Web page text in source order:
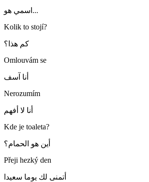
اسمي هو...
Kolik to stojí?
كم هذا؟
Omlouvám se
أنا آسف
Nerozumím
أنا لا أفهم
Kde je toaleta?
أين هو الحمام؟
Přeji hezký den
أتمنى لك يوما سعيدا